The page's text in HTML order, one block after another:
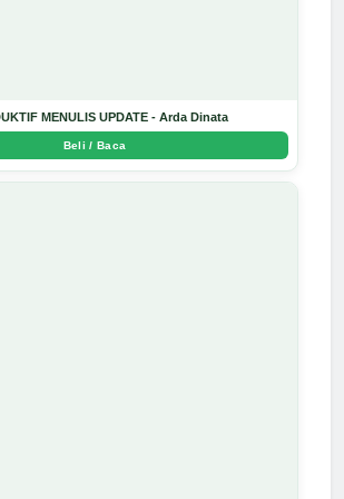
MENULIS UPDATE - Arda Dinata
Beli / Baca